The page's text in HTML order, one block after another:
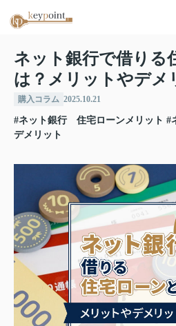
ネット銀行で借りる
は？メリットやデメ
購入コラム 2025.10.21
#ネット銀行 住宅ローンメリット #
デメリット